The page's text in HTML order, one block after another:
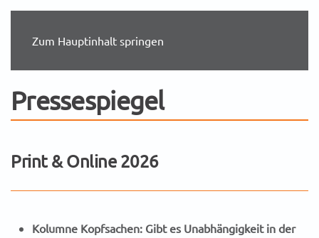
Zum Hauptinhalt springen
Pressespiegel
Print & Online 2026
Kolumne Kopfsachen: Gibt es Unabhängigkeit in der